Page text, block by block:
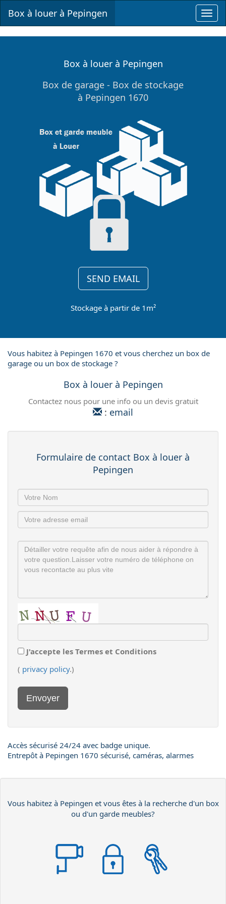
Box à louer à Pepingen
Box à louer à Pepingen
Box de garage - Box de stockage
à Pepingen 1670
SEND EMAIL
Stockage à partir de 1m²
Vous habitez à Pepingen 1670 et vous cherchez un box de
garage ou un box de stockage ?
Box à louer à Pepingen
Contactez nous pour une info ou un devis gratuit
: email
Formulaire de contact Box à louer à
Pepingen
J'accepte les Termes et Conditions
( privacy policy.)
Envoyer
Accès sécurisé 24/24 avec badge unique.
Entrepôt à Pepingen 1670 sécurisé, caméras, alarmes
Vous habitez à Pepingen et vous êtes à la recherche d'un box
ou d'un garde meubles?